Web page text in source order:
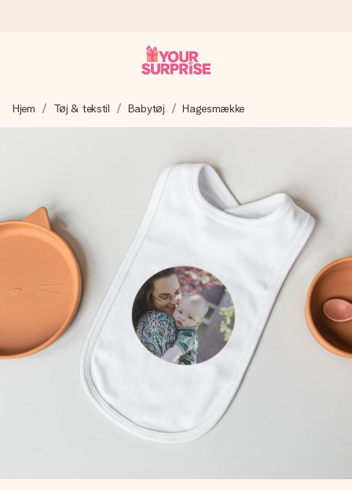
Vi laver din gave med omhu og sender den lynhurtigt – så
du kan give den på det helt rette tidspunkt, når den
4,7 (baseret på +15.000 anmeldelser)
Vores gaver inspirerer. Kunderne giver os 4,7 på Google
Reviews.
Gratis kort med hilsen
Lav noget særligt i blot få trin – med hendes navn, et
billede af dig eller en besked, der går lige i hendes hjerte.
Intet besvær men udelukkende en masse kærlighed i
Hjem Tøj & tekstil Babytøj Hagesmække